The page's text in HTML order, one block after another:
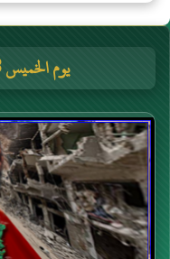
يوم الخميس 23 صفر 1448 هجرية